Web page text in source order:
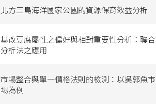
北方三島海洋國家公園的資源保育效益分析
基改豆腐屬性之偏好與相對重要性分析：聯合
分析法之應用
市場整合與單一價格法則的檢測：以吳郭魚市
場為例